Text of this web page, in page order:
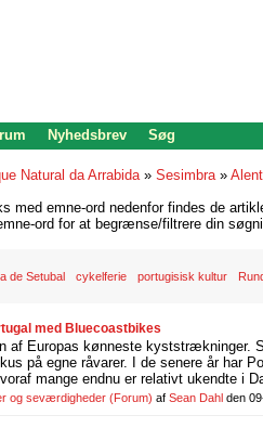
Nyhedsbrev Søg
Natural da Arrabida» Sesimbra»
med emne-ord nedenfor findes de
ord for at begrænse/filtrere din
de Setubal cykelferie portugisisk kultur
med Bluecoastbikes
af Europas kønneste kyststrækninger.
på egne råvarer. I de senere år har
mange endnu er relativt ukendte i
og seværdigheder (Forum) af Sean Dahl den